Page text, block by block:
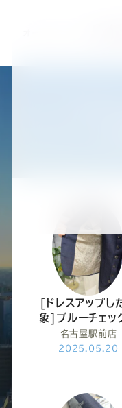
ー
ダ
ー
ス
ー
ダ
ー
ス
ー
[ドレスアップし
象]ブルーチェッ
名古屋駅前店
2025.05.20